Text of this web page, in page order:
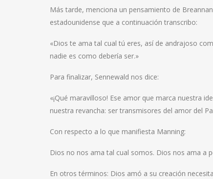
Más tarde, menciona un pensamiento de
estadounidense que a continuación transcribo:
«Dios te ama tal cual tú eres, así de andrajoso
nadie es como debería ser.»
Para finalizar, Sennewald nos dice:
«¡Qué maravilloso! Ese amor que marca nuestra
nuestra revancha: ser transmisores del amor del
Con respecto a lo que manifiesta Manning:
Dios no nos ama tal cual somos. Dios nos ama a
En otros términos: Dios amó a su creación